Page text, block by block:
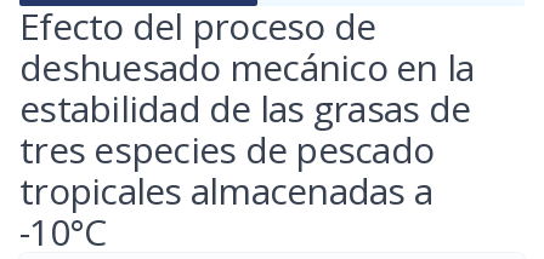
Efecto del proceso de
deshuesado mecánico en la
estabilidad de las grasas de
tres especies de pescado
tropicales almacenadas a
-10°C